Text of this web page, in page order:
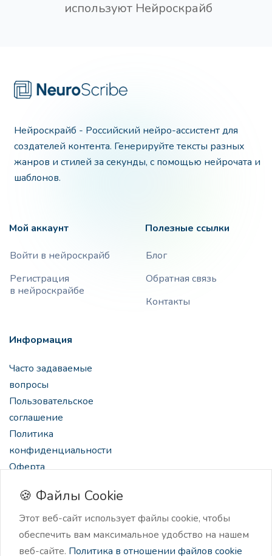
используют Нейроскрайб
Нейроскрайб - Российский нейро-ассистент для
создателей контента. Генерируйте тексты разных
жанров и стилей за секунды, с помощью нейрочата и
шаблонов.
Мой аккаунт
Войти в нейроскрайб
Регистрация
в нейроскрайбе
Полезные ссылки
Блог
Обратная связь
Контакты
Информация
Часто задаваемые
вопросы
Пользовательское
соглашение
Политика
конфиденциальности
Оферта
2024 Нейроскрайб, нейро-ассистент для создателей
🍪 Файлы Cookie
Этот веб-сайт использует файлы cookie, чтобы
обеспечить вам максимальное удобство на нашем
веб-сайте. Политика в отношении файлов cookie